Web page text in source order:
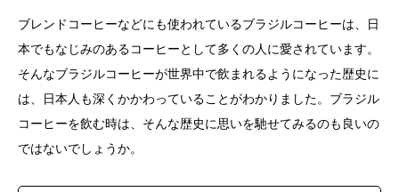
ブレンドコーヒーなどにも使われているブラジルコーヒーは、日
本でもなじみのあるコーヒーとして多くの人に愛されています。
そんなブラジルコーヒーが世界中で飲まれるようになった歴史に
は、日本人も深くかかわっていることがわかりました。ブラジル
コーヒーを飲む時は、そんな歴史に思いを馳せてみるのも良いの
ではないでしょうか。